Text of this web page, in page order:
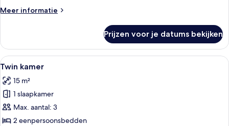
Meer informatie
Meer
voor
persoon
Prijzen voor je datums bekijken
Alle
foto's
voor
Twin
kamer
laden
Een hotelkamer met drie bedden,
7
Twin kamer
15 m²
1 slaapkamer
Max. aantal: 3
2 eenpersoonsbedden